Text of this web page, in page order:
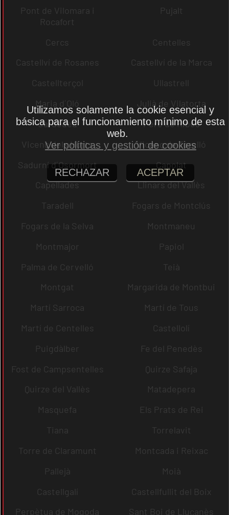
Pont de Vilomara i
Rocafort
Pujalt
Cercs
Centelles
Castellví de Rosanes
Castellví de la Marca
Castellterçol
Ullastrell
Maria d´Oló
Julià de Vilatorta
Cardedeu
Pere de Ribes
Vicenç dels Horts
Vicenç de Torelló
Sadurní d´Osormort
Capolat
Capellades
Llinars del Vallès
Taradell
Fogars de Montclús
Fogars de la Selva
Montmaneu
Montmajor
Papiol
Palma de Cervelló
Teià
Montgat
Margarida de Montbui
Martí Sarroca
Martí de Tous
Martí de Centelles
Castellolí
Puigdàlber
Fe del Penedès
Fost de Campsentelles
Quirze Safaja
Quirze del Vallès
Matadepera
Masquefa
Els Prats de Rei
Tiana
Torrelavit
Torre de Claramunt
Montcada i Reixac
Pallejà
Moià
Castellgalí
Castellfullit del Boix
Perpètua de Mogoda
Sant Boi de Lluçanès
Utilizamos solamente la cookie esencial y
básica para el funcionamiento mínimo de esta
web.
Ver políticas y gestión de cookies
RECHAZAR ACEPTAR